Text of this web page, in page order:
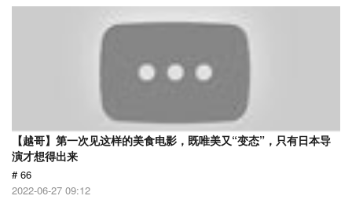
【越哥】第一次见这样的美食电影，既唯美又“变态”，只有日本导
演才想得出来
# 66
2022-06-27 09:12